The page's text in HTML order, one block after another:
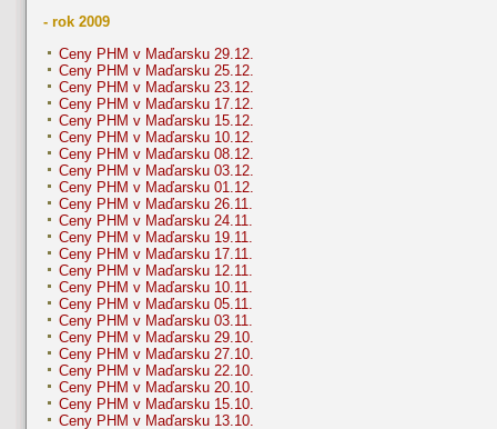
- rok 2009
Ceny PHM v Maďarsku 29.12.
Ceny PHM v Maďarsku 25.12.
Ceny PHM v Maďarsku 23.12.
Ceny PHM v Maďarsku 17.12.
Ceny PHM v Maďarsku 15.12.
Ceny PHM v Maďarsku 10.12.
Ceny PHM v Maďarsku 08.12.
Ceny PHM v Maďarsku 03.12.
Ceny PHM v Maďarsku 01.12.
Ceny PHM v Maďarsku 26.11.
Ceny PHM v Maďarsku 24.11.
Ceny PHM v Maďarsku 19.11.
Ceny PHM v Maďarsku 17.11.
Ceny PHM v Maďarsku 12.11.
Ceny PHM v Maďarsku 10.11.
Ceny PHM v Maďarsku 05.11.
Ceny PHM v Maďarsku 03.11.
Ceny PHM v Maďarsku 29.10.
Ceny PHM v Maďarsku 27.10.
Ceny PHM v Maďarsku 22.10.
Ceny PHM v Maďarsku 20.10.
Ceny PHM v Maďarsku 15.10.
Ceny PHM v Maďarsku 13.10.